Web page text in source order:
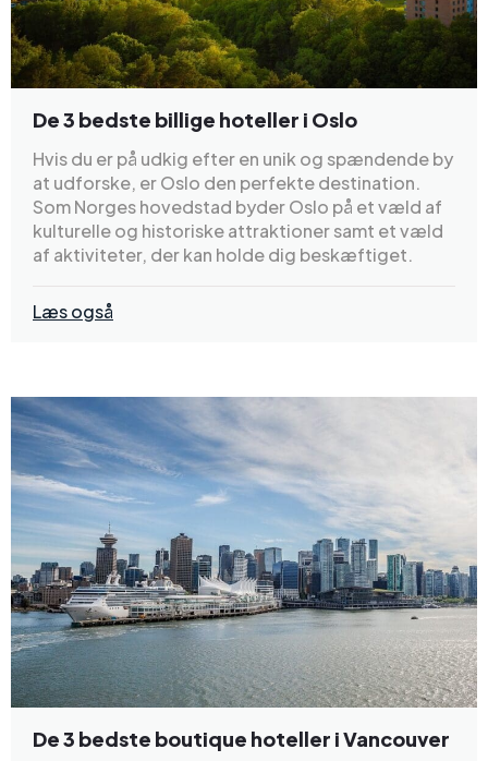
De 3 bedste billige hoteller i Oslo
Hvis du er på udkig efter en unik og spændende by
at udforske, er Oslo den perfekte destination.
Som Norges hovedstad byder Oslo på et væld af
kulturelle og historiske attraktioner samt et væld
af aktiviteter, der kan holde dig beskæftiget.
Læs også
De 3 bedste boutique hoteller i Vancouver